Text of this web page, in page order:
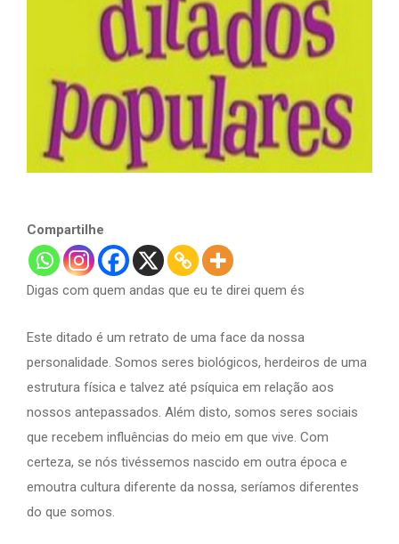
Compartilhe
Digas com quem andas que eu te direi quem és
Este ditado é um retrato de uma face da nossa
personalidade. Somos seres biológicos, herdeiros de uma
estrutura física e talvez até psíquica em relação aos
nossos antepassados. Além disto, somos seres sociais
que recebem influências do meio em que vive. Com
certeza, se nós tivéssemos nascido em outra época e
emoutra cultura diferente da nossa, seríamos diferentes
do que somos.